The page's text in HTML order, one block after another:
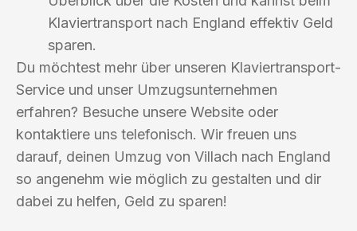
Klaviertransport nach England effektiv Geld
sparen.
Du möchtest mehr über unseren Klaviertransport-
Service und unser Umzugsunternehmen
erfahren? Besuche unsere Website oder
kontaktiere uns telefonisch. Wir freuen uns
darauf, deinen Umzug von Villach nach England
so angenehm wie möglich zu gestalten und dir
dabei zu helfen, Geld zu sparen!